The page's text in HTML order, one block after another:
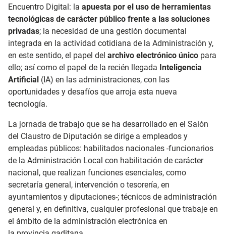
Encuentro Digital: la apuesta por el uso de herramientas
tecnológicas de carácter público frente a las soluciones
privadas; la necesidad de una gestión documental
integrada en la actividad cotidiana de la Administración y,
en este sentido, el papel del archivo electrónico único para
ello; así como el papel de la recién llegada Inteligencia
Artificial (IA) en las administraciones, con las
oportunidades y desafíos que arroja esta nueva
tecnología.
La jornada de trabajo que se ha desarrollado en el Salón
del Claustro de Diputación se dirige a empleados y
empleadas públicos: habilitados nacionales -funcionarios
de la Administración Local con habilitación de carácter
nacional, que realizan funciones esenciales, como
secretaría general, intervención o tesorería, en
ayuntamientos y diputaciones-; técnicos de administración
general y, en definitiva, cualquier profesional que trabaje en
el ámbito de la administración electrónica en